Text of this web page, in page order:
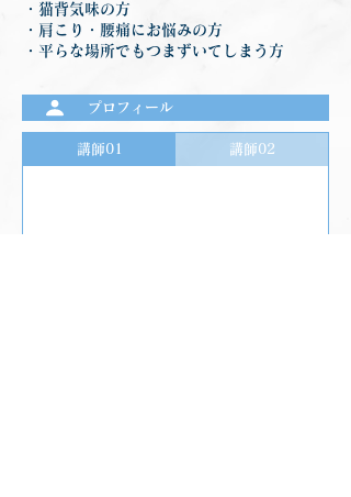
・猫背気味の方
・肩こり・腰痛にお悩みの方
・平らな場所でもつまずいてしまう方
プロフィール
講師01 講師02